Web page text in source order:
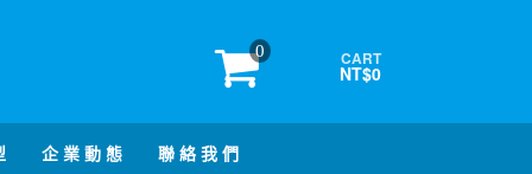
0 CART
NT$0
企 業 動 態 聯 絡 我 們